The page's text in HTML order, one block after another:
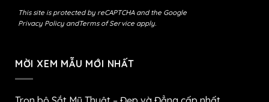
This site is protected by reCAPTCHA and the Google
Privacy PolicyandTerms of Serviceapply.
MỜI XEM MẪU MỚI NHẤT